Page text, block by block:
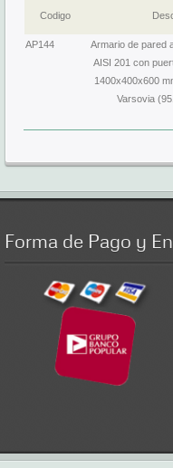
Codigo
AP144
Armario de pared
AISI 201 con
1400x400x600
Varsovia
Forma de Pago y